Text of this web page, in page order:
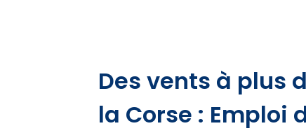
Des vents à plus
la Corse : Emploi